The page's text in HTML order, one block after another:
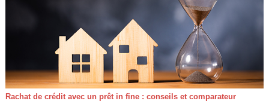
Rachat de crédit avec un prêt in fine : conseils et comparateur